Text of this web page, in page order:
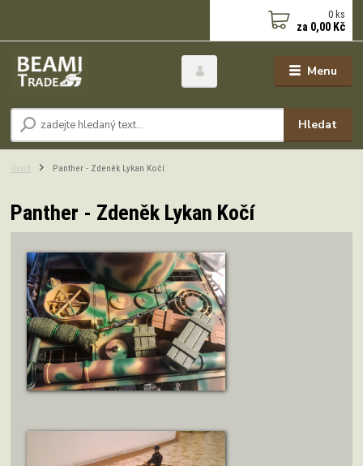
Menu
Hledat
0 ks
za 0,00 Kč
Úvod Panther - Zdeněk Lykan Kočí
Panther - Zdeněk Lykan Kočí
ZOBRAZIT DETAIL